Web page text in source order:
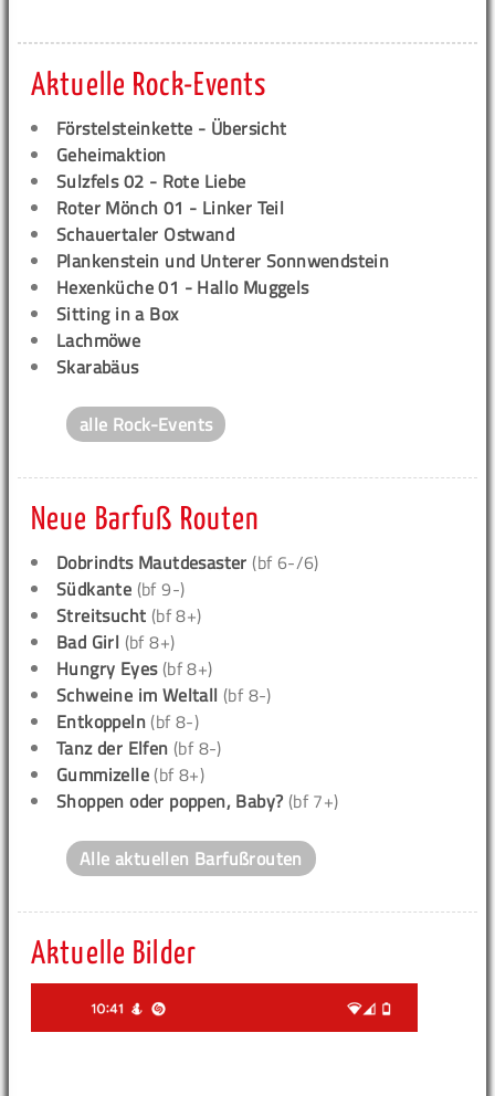
Aktuelle Rock-Events
Förstelsteinkette - Übersicht
Geheimaktion
Sulzfels 02 - Rote Liebe
Roter Mönch 01 - Linker Teil
Schauertaler Ostwand
Plankenstein und Unterer Sonnwendstein
Hexenküche 01 - Hallo Muggels
Sitting in a Box
Lachmöwe
Skarabäus
alle Rock-Events
Neue Barfuß Routen
Dobrindts Mautdesaster (bf 6-/6)
Südkante (bf 9-)
Streitsucht (bf 8+)
Bad Girl (bf 8+)
Hungry Eyes(bf 8+)
Schweine im Weltall (bf 8-)
Entkoppeln (bf 8-)
Tanz der Elfen (bf 8-)
Gummizelle (bf 8+)
Shoppen oder poppen, Baby? (bf 7+)
Alle aktuellen Barfußrouten
Aktuelle Bilder